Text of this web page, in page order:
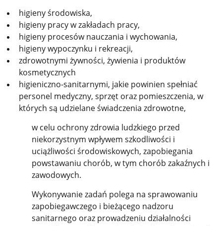
higieny środowiska,
higieny pracy w zakładach pracy,
higieny procesów nauczania i wychowania,
higieny wypoczynku i rekreacji,
zdrowotnymi żywności, żywienia i produktów
kosmetycznych
higieniczno-sanitarnymi, jakie powinien spełniać
personel medyczny, sprzęt oraz pomieszczenia, w
których są udzielane świadczenia zdrowotne,
w celu ochrony zdrowia ludzkiego przed
niekorzystnym wpływem szkodliwości i
uciążliwości środowiskowych, zapobiegania
powstawaniu chorób, w tym chorób zakaźnych i
zawodowych.
Wykonywanie zadań polega na sprawowaniu
zapobiegawczego i bieżącego nadzoru
sanitarnego oraz prowadzeniu działalności